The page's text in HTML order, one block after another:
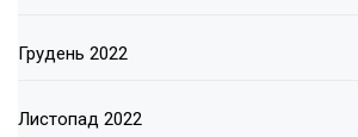
Грудень 2022
Листопад 2022